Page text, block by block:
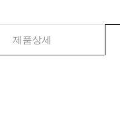
제품상세